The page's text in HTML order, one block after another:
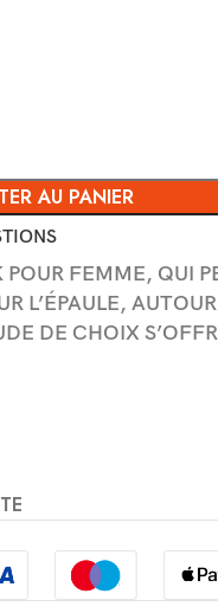
AU PANIER
FEMME, QUI
L’ÉPAULE,
DE CHOIX